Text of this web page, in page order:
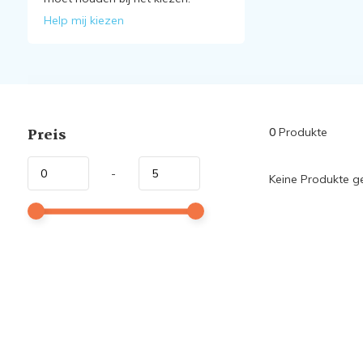
Help mij kiezen
Preis
-
0Produkte
Keine Produkte